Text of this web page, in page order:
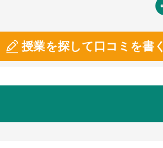
授業を探して口コミを書く